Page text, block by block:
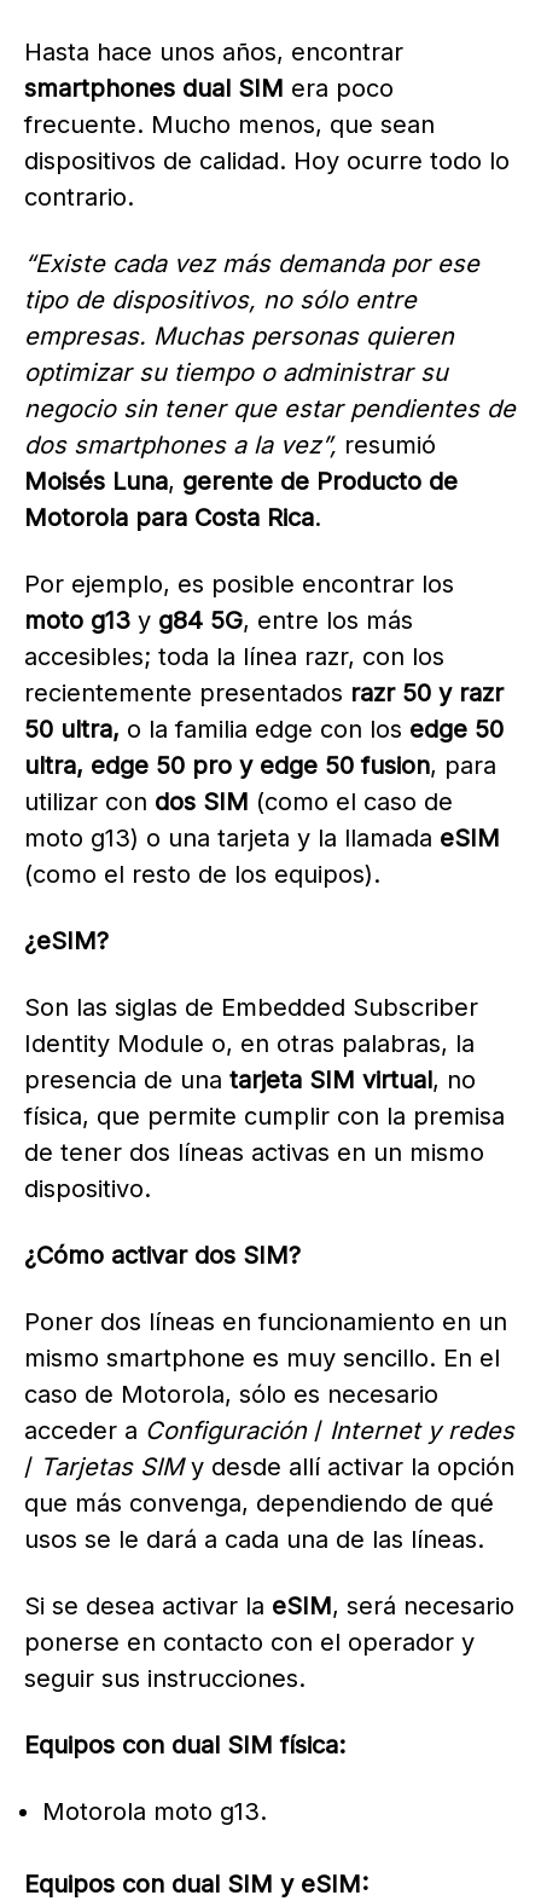
Hasta hace unos años, encontrar
smartphones dual SIM era poco
frecuente. Mucho menos, que sean
dispositivos de calidad. Hoy ocurre todo lo
contrario.
“Existe cada vez más demanda por ese
tipo de dispositivos, no sólo entre
empresas. Muchas personas quieren
optimizar su tiempo o administrar su
negocio sin tener que estar pendientes de
dos smartphones a la vez”, resumió
Moisés Luna, gerente de Producto de
Motorola para Costa Rica.
Por ejemplo, es posible encontrar los
moto g13 y g84 5G, entre los más
accesibles; toda la línea razr, con los
recientemente presentados razr 50 y razr
50 ultra, o la familia edge con los edge 50
ultra, edge 50 pro y edge 50 fusion, para
utilizar con dos SIM (como el caso de
moto g13) o una tarjeta y la llamada eSIM
(como el resto de los equipos).
¿eSIM?
Son las siglas de Embedded Subscriber
Identity Module o, en otras palabras, la
presencia de una tarjeta SIM virtual, no
física, que permite cumplir con la premisa
de tener dos líneas activas en un mismo
dispositivo.
¿Cómo activar dos SIM?
Poner dos líneas en funcionamiento en un
mismo smartphone es muy sencillo. En el
caso de Motorola, sólo es necesario
acceder a Configuración/ Internet y redes
/ Tarjetas SIMy desde allí activar la opción
que más convenga, dependiendo de qué
usos se le dará a cada una de las líneas.
Si se desea activar la eSIM, será necesario
ponerse en contacto con el operador y
seguir sus instrucciones.
Equipos con dual SIM física:
Motorola moto g13.
Equipos con dual SIM y eSIM: